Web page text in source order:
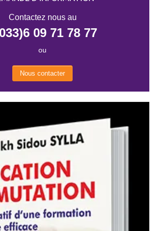
Contactez nous au
09 71 78 77
ou
Nous contacter